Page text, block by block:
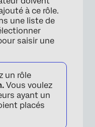
à ce rôle.
une liste de
saisir une
un rôle
Vous voulez
ayant un
placés